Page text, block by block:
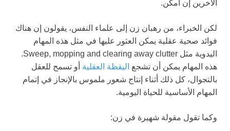
الآخرين إن أمكن.
لكن الخبراء، من رهبان زن إلى علماء النفس، يقولون إن هناك
فوائد صحية عقلية يمكن العثور عليها في مثل هذه المهام
اليدوية مثل Sweep, mopping and clearing away clutter.
هذه المهام يمكن أن تشجع اليقظة العقلية أو تسمح للعقل
بالتجوال، كل ذلك أثناء إنتاج شعور ملموس بالإنجاز في إتمام
المهام الأساسية للحياة اليومية.
وكما تقول مقولة شهيرة في زن: